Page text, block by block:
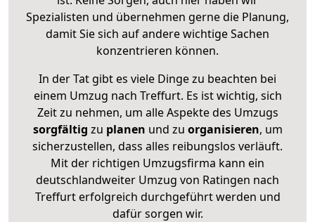
Spezialisten und übernehmen gerne die Planung,
damit Sie sich auf andere wichtige Sachen
konzentrieren können.
In der Tat gibt es viele Dinge zu beachten bei
einem Umzug nach Treffurt. Es ist wichtig, sich
Zeit zu nehmen, um alle Aspekte des Umzugs
sorgfältig zu planen und zu organisieren, um
sicherzustellen, dass alles reibungslos verläuft.
Mit der richtigen Umzugsfirma kann ein
deutschlandweiter Umzug von Ratingen nach
Treffurt erfolgreich durchgeführt werden und
dafür sorgen wir.